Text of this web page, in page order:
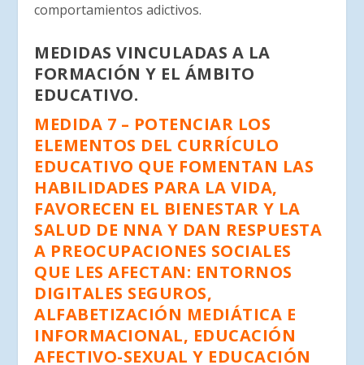
comportamientos adictivos.
MEDIDAS VINCULADAS A LA
FORMACIÓN Y EL ÁMBITO
EDUCATIVO.
MEDIDA 7 – POTENCIAR LOS
ELEMENTOS DEL CURRÍCULO
EDUCATIVO QUE FOMENTAN LAS
HABILIDADES PARA LA VIDA,
FAVORECEN EL BIENESTAR Y LA
SALUD DE NNA Y DAN RESPUESTA
A PREOCUPACIONES SOCIALES
QUE LES AFECTAN: ENTORNOS
DIGITALES SEGUROS,
ALFABETIZACIÓN MEDIÁTICA E
INFORMACIONAL, EDUCACIÓN
AFECTIVO-SEXUAL Y EDUCACIÓN